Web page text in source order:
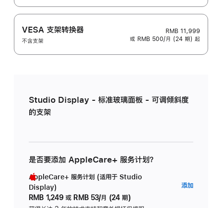
VESA 支架转换器
不含支架
RMB 11,999
或 RMB 500/月 (24 期) 起
Studio Display - 标准玻璃面板 - 可调倾斜度
的支架
是否要添加 AppleCare+ 服务计划？
AppleCare+ 服务计划 (适用于 Studio
Display)
RMB 1,249 或 RMB 53/月 (24 期)
添加